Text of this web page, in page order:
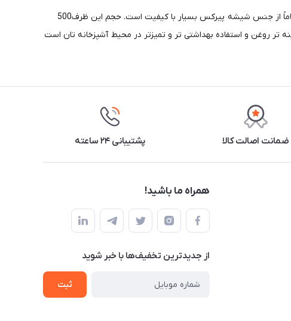
این محصول به عنوان ظرف روغن(روغن ریز)، آبلیموخوری و سرکه خوری و سایر چاشنی ها با سری روان ریز مورد استفاده قرار گرفته و تماماً از جنس شیشه پیرکس بسیار با کیفیت است. حجم این ظرف500
روغن و استفاده بهداشتی تر و تمیزتر در محیط آشپزخانه تان است
ضمانت اصالت کالا پشتیبانی ۲۴ ساعته
همراه ما باشید!
از جدید‌ترین تخفیف‌ها با‌ خبر شوید
ثبت